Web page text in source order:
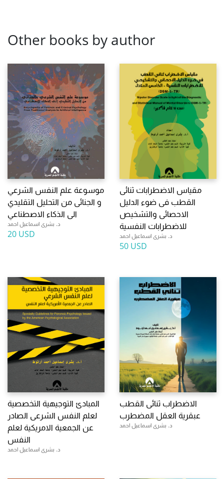
Other books by author
موسوعة علم النفس الشرعي
و الجنائى من التحليل التقليدي
الى الذكاء الاصطناعي
د. بشرى اسماعيل احمد
20 USD
مقياس الاضطرابات ثنائى
القطب فى ضوء الدليل
الاحصائى والتشخيص
للاضطرابات النفسية
د. بشرى اسماعيل احمد
50 USD
المبادئ التوجيهية التخصصية
لعلم النفس الشرعى الصادر
عن الجمعية الامريكية لعلم
النفس
د. بشرى اسماعيل احمد
الاضطراب ثنائى القطب
عبقرية العقل المضطرب
د. بشرى اسماعيل احمد